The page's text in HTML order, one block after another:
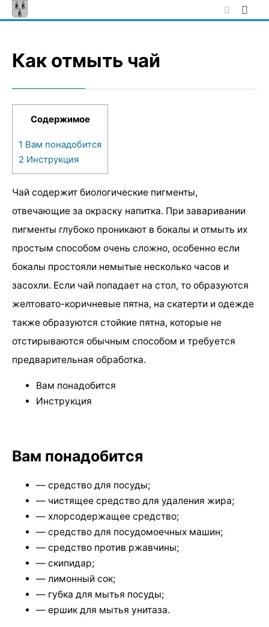
Skip
to
Как отмыть чай
Содержимое
1 Вам понадобится
2 Инструкция
Чай содержит биологические пигменты,
отвечающие за окраску напитка. При заваривании
пигменты глубоко проникают в бокалы и отмыть их
простым способом очень сложно, особенно если
бокалы простояли немытые несколько часов и
засохли. Если чай попадает на стол, то образуются
желтовато-коричневые пятна, на скатерти и одежде
также образуются стойкие пятна, которые не
отстирываются обычным способом и требуется
предварительная обработка.
Вам понадобится
Инструкция
Вам понадобится
— средство для посуды;
— чистящее средство для удаления жира;
— хлорсодержащее средство;
— средство для посудомоечных машин;
— средство против ржавчины;
— скипидар;
— лимонный сок;
— губка для мытья посуды;
— ершик для мытья унитаза.